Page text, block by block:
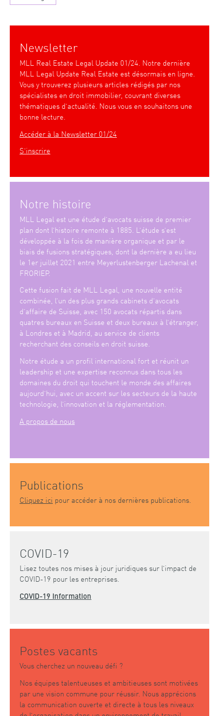
Newsletter
MLL Real Estate Legal Update 01/24. Notre dernière
MLL Legal Update Real Estate est désormais en ligne.
Vous y trouverez plusieurs articles rédigés par nos
spécialistes en droit immobilier, couvrant diverses
thématiques d’actualité. Nous vous en souhaitons une
bonne lecture.
Accéder à la Newsletter 01/24
S’inscrire
Notre histoire
MLL Legal est une étude d’avocats suisse de premier
plan dont l’histoire remonte à 1885. L’étude s’est
développée à la fois de manière organique et par le
biais de fusions stratégiques, dont la dernière a eu lieu
le 1er juillet 2021 entre Meyerlustenberger Lachenal et
FRORIEP.
Cette fusion fait de MLL Legal, une nouvelle entité
combinée, l’un des plus grands cabinets d’avocats
d’affaire de Suisse, avec 150 avocats répartis dans
quatres bureaux en Suisse et deux bureaux à l’étranger,
à Londres et à Madrid, au service de clients
recherchant des conseils en droit suisse.
Notre étude a un profil international fort et réunit un
leadership et une expertise reconnus dans tous les
domaines du droit qui touchent le monde des affaires
aujourd’hui, avec un accent sur les secteurs de la haute
technologie, l’innovation et la réglementation.
A propos de nous
Publications
Cliquez ici pour accéder à nos dernières publications.
COVID-19
Lisez toutes nos mises à jour juridiques sur l’impact de
COVID-19 pour les entreprises.
COVID-19 Information
Postes vacants
Vous cherchez un nouveau défi ?
Nos équipes talentueuses et ambitieuses sont motivées
par une vision commune pour réussir. Nous apprécions
la communication ouverte et directe à tous les niveaux